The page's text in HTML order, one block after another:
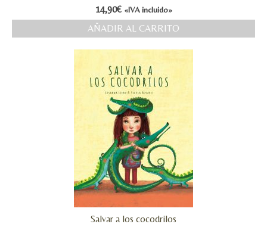
14,90€ «IVA incluido»
AÑADIR AL CARRITO
Salvar a los cocodrilos